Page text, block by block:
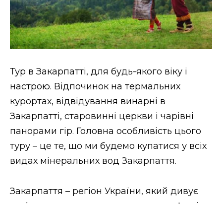
Тур в Закарпатті, для будь-якого віку і
настрою. Відпочинок на термальних
курортах, відвідування винарні в
Закарпатті, старовинні церкви і чарівні
панорами гір. Головна особливість цього
туру – це те, що ми будемо купатися у всіх
видах мінеральних вод Закарпаття.
Закарпаття – регіон України, який дивує